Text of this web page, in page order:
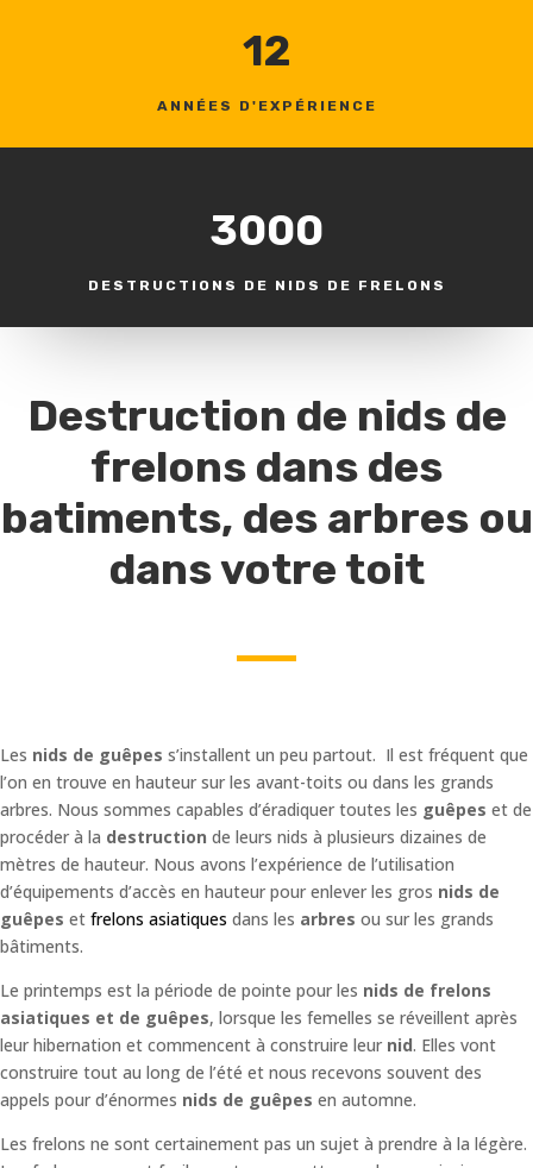
12
ANNÉES D'EXPÉRIENCE
3000
DESTRUCTIONS DE NIDS DE FRELONS
Destruction de nids de
frelons dans des
batiments, des arbres ou
dans votre toit
Les nids de guêpes s’installent un peu partout. Il est fréquent que
l’on en trouve en hauteur sur les avant-toits ou dans les grands
arbres. Nous sommes capables d’éradiquer toutes les guêpes et de
procéder à la destruction de leurs nids à plusieurs dizaines de
mètres de hauteur. Nous avons l’expérience de l’utilisation
d’équipements d’accès en hauteur pour enlever les gros nids de
guêpes et frelons asiatiques dans les arbres ou sur les grands
bâtiments.
Le printemps est la période de pointe pour les nids de frelons
asiatiques et de guêpes, lorsque les femelles se réveillent après
leur hibernation et commencent à construire leur nid. Elles vont
construire tout au long de l’été et nous recevons souvent des
appels pour d’énormes nids de guêpes en automne.
Les frelons ne sont certainement pas un sujet à prendre à la légère.